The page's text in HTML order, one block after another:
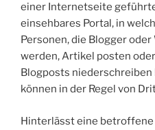
einer Internetseite
einsehbares Portal, in
Personen, die Blogger
werden, Artikel posten
Blogposts niederschreiben
können in der Regel von
Hinterlässt eine